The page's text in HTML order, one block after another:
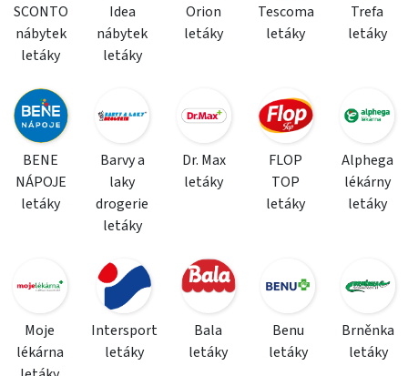
SCONTO
nábytek
letáky
Idea
nábytek
letáky
Orion
letáky
Tescoma
letáky
Trefa
letáky
BENE
NÁPOJE
letáky
Barvy a
laky
drogerie
letáky
Dr. Max
letáky
FLOP
TOP
letáky
Alphega
lékárny
letáky
Moje
lékárna
Intersport
letáky
Bala
letáky
Benu
letáky
Brněnka
letáky